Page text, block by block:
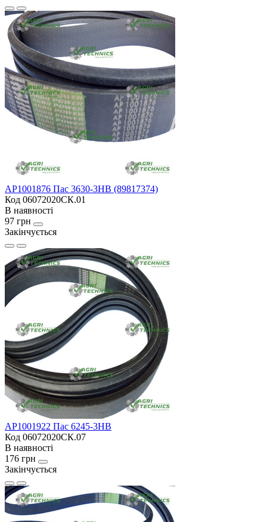
AP1001876 Пас 3630-3HB (89817374)
Код 06072020СК.01
В наявності
97 грн
Закінчується
AP1001922 Пас 6245-3HB
Код 06072020СК.07
В наявності
176 грн
Закінчується